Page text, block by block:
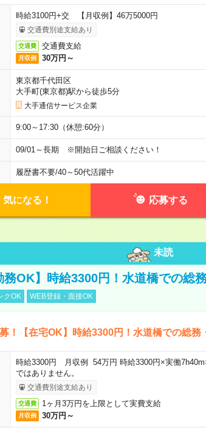
時給3100円+交 【月収例】46万5000円
交通費別途支給あり
交通費 交通費支給
月収例 30万円～
東京都千代田区
大手町(東京都)駅から徒歩5分
大手通信サービス企業
9:00～17:30（休憩:60分）
09/01～長期 ※開始日ご相談ください！
履歴書不要/40～50代活躍中
気になる！ 応募する
未読
務OK】時給3300円！水道橋での総
クOK WEB登録・面接OK
！【在宅OK】時給3300円！水道橋での総務
時給3300円 月収例 54万円 時給3300円×実働
ではありません。
交通費別途支給あり
交通費 1ヶ月3万円を上限として実費支給
月収例 30万円～